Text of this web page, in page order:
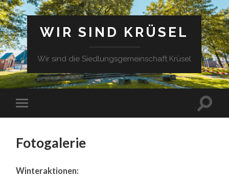
WIR SIND KRÜSEL
Wir sind die Siedlungsgemeinschaft Krüsel
Fotogalerie
Winteraktionen: